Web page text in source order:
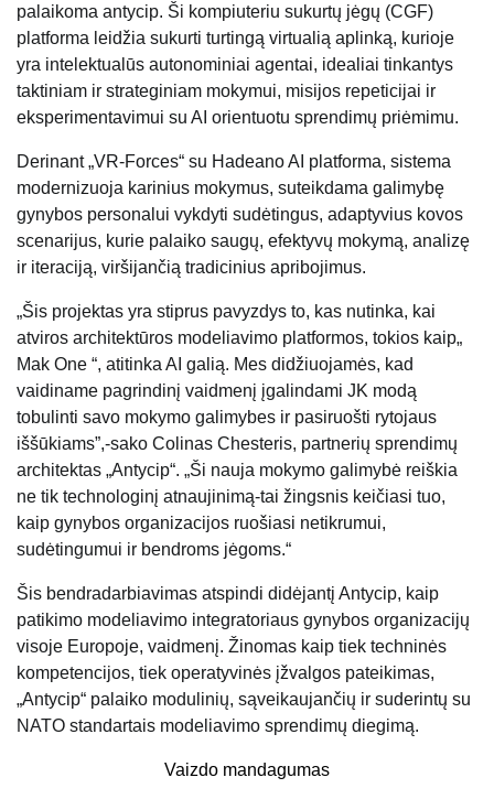
palaikoma antycip. Ši kompiuteriu sukurtų jėgų (CGF)
platforma leidžia sukurti turtingą virtualią aplinką, kurioje
yra intelektualūs autonominiai agentai, idealiai tinkantys
taktiniam ir strateginiam mokymui, misijos repeticijai ir
eksperimentavimui su AI orientuotu sprendimų priėmimu.
Derinant „VR-Forces“ su Hadeano AI platforma, sistema
modernizuoja karinius mokymus, suteikdama galimybę
gynybos personalui vykdyti sudėtingus, adaptyvius kovos
scenarijus, kurie palaiko saugų, efektyvų mokymą, analizę
ir iteraciją, viršijančią tradicinius apribojimus.
„Šis projektas yra stiprus pavyzdys to, kas nutinka, kai
atviros architektūros modeliavimo platformos, tokios kaip„
Mak One “, atitinka AI galią. Mes didžiuojamės, kad
vaidiname pagrindinį vaidmenį įgalindami JK modą
tobulinti savo mokymo galimybes ir pasiruošti rytojaus
iššūkiams”,-sako Colinas Chesteris, partnerių sprendimų
architektas „Antycip“. „Ši nauja mokymo galimybė reiškia
ne tik technologinį atnaujinimą-tai žingsnis keičiasi tuo,
kaip gynybos organizacijos ruošiasi netikrumui,
sudėtingumui ir bendroms jėgoms.“
Šis bendradarbiavimas atspindi didėjantį Antycip, kaip
patikimo modeliavimo integratoriaus gynybos organizacijų
visoje Europoje, vaidmenį. Žinomas kaip tiek techninės
kompetencijos, tiek operatyvinės įžvalgos pateikimas,
„Antycip“ palaiko modulinių, sąveikaujančių ir suderintų su
NATO standartais modeliavimo sprendimų diegimą.
Vaizdo mandagumas